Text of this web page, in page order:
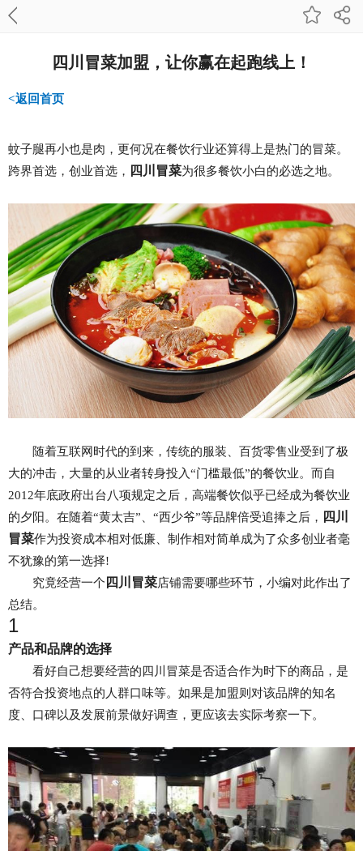
四川冒菜加盟，让你赢在起跑线上！
<返回首页
蚊子腿再小也是肉，更何况在餐饮行业还算得上是热门的冒菜。
跨界首选，创业首选， 四川冒菜为很多餐饮小白的必选之地。
随着互联网时代的到来，传统的服装、百货零售业受到了极
大的冲击，大量的从业者转身投入“门槛最低”的餐饮业。而自
2012年底政府出台八项规定之后，高端餐饮似乎已经成为餐饮业
的夕阳。在随着“黄太吉”、“西少爷”等品牌倍受追捧之后， 四川
冒菜作为投资成本相对低廉、制作相对简单成为了众多创业者毫
不犹豫的第一选择!
究竟经营一个 四川冒菜店铺需要哪些环节，小编对此作出了
总结。
1
产品和品牌的选择
看好自己想要经营的四川冒菜是否适合作为时下的商品，是
否符合投资地点的人群口味等。如果是加盟则对该品牌的知名
度、口碑以及发展前景做好调查，更应该去实际考察一下。